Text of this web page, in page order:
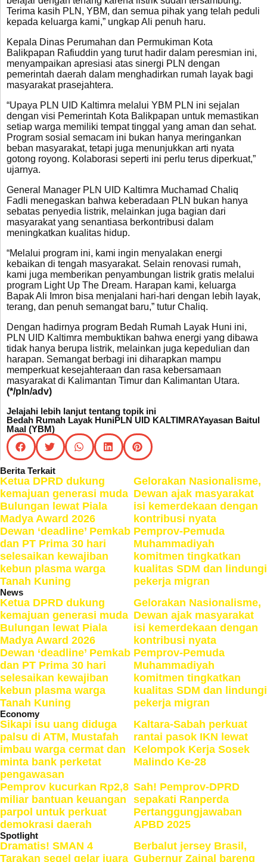
Terima kasih PLN, YBM, dan semua pihak yang telah peduli
kepada keluarga kami,” ungkap Ali penuh haru.
Kepala Dinas Perumahan dan Permukiman Kota
Balikpapan Rafiuddin yang turut hadir dalam peresmian ini,
menyampaikan apresiasi atas sinergi PLN dengan
pemerintah daerah dalam menghadirkan rumah layak bagi
masyarakat prasejahtera.
“Upaya PLN UID Kaltimra melalui YBM PLN ini sejalan
dengan visi Pemerintah Kota Balikpapan untuk memastikan
setiap warga memiliki tempat tinggal yang aman dan sehat.
Program sosial semacam ini bukan hanya meringankan
beban masyarakat, tetapi juga menunjukkan arti nyata
gotong royong. Kolaborasi seperti ini perlu terus diperkuat,”
ujarnya.
General Manager PLN UID Kaltimra Muchamad Chaliq
Fadli menegaskan bahwa keberadaan PLN bukan hanya
sebatas penyedia listrik, melainkan juga bagian dari
masyarakat yang senantiasa berkontribusi dalam
meningkatkan kualitas hidup.
“Melalui program ini, kami ingin menyalakan energi
kebaikan di tengah masyarakat. Selain renovasi rumah,
kami juga memberikan penyambungan listrik gratis melalui
program Light Up The Dream. Harapan kami, keluarga
Bapak Ali Imron bisa menjalani hari-hari dengan lebih layak,
terang, dan penuh semangat baru,” tutur Chaliq.
Dengan hadirnya program Bedah Rumah Layak Huni ini,
PLN UID Kaltimra membuktikan bahwa energi yang dibawa
tidak hanya berupa listrik, melainkan juga kepedulian dan
harapan. Semangat berbagi ini diharapkan mampu
memperkuat kesejahteraan dan rasa kebersamaan
masyarakat di Kalimantan Timur dan Kalimantan Utara.
(*/pln/adv)
Jelajahi lebih lanjut tentang topik ini
Bedah Rumah Layak HuniPLN UID KALTIMRAYayasan Baitul
Maal (YBM)
Berita Terkait
Ketua DPRD dukung
kemajuan generasi muda
Bulungan lewat Piala
Madya Award 2026
Gelorakan Nasionalisme,
Dewan ajak masyarakat
isi kemerdekaan dengan
kontribusi nyata
Dewan ‘deadline’ Pemkab
dan PT Prima 30 hari
selesaikan kewajiban
kebun plasma warga
Tanah Kuning
Pemprov-Pemuda
Muhammadiyah
komitmen tingkatkan
kualitas SDM dan lindungi
pekerja migran
News
Ketua DPRD dukung
kemajuan generasi muda
Bulungan lewat Piala
Madya Award 2026
Gelorakan Nasionalisme,
Dewan ajak masyarakat
isi kemerdekaan dengan
kontribusi nyata
Dewan ‘deadline’ Pemkab
dan PT Prima 30 hari
selesaikan kewajiban
kebun plasma warga
Tanah Kuning
Pemprov-Pemuda
Muhammadiyah
komitmen tingkatkan
kualitas SDM dan lindungi
pekerja migran
Economy
Sikapi isu uang diduga
palsu di ATM, Mustafah
imbau warga cermat dan
minta bank perketat
pengawasan
Kaltara-Sabah perkuat
rantai pasok IKN lewat
Kelompok Kerja Sosek
Malindo Ke-28
Pemprov kucurkan Rp2,8
miliar bantuan keuangan
parpol untuk perkuat
demokrasi daerah
Sah! Pemprov-DPRD
sepakati Ranperda
Pertanggungjawaban
APBD 2025
Spotlight
Dramatis! SMAN 4
Tarakan segel gelar juara
Berbalut jersey Brasil,
Gubernur Zainal bareng